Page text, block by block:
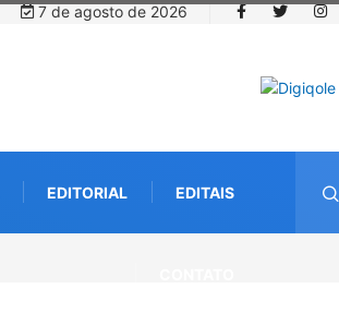
7 de agosto de 2026
EDITORIAL EDITAIS